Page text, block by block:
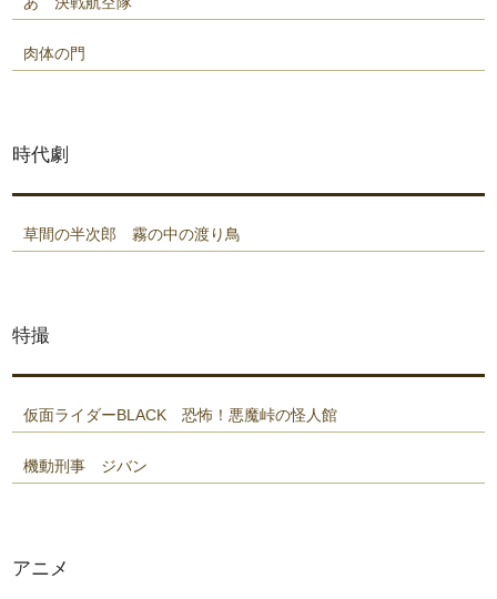
肉体の門
時代劇
草間の半次郎 霧の中の渡り鳥
特撮
仮面ライダーBLACK 恐怖！悪魔峠の怪人館
機動刑事 ジバン
アニメ